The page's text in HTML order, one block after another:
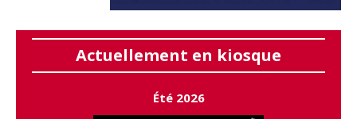
Actuellement en kiosque
Été 2026